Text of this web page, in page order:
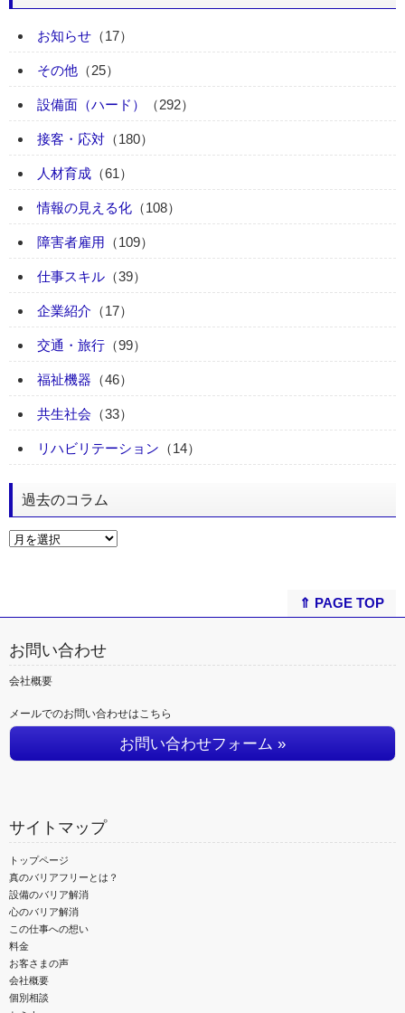
お知らせ （17）
その他 （25）
設備面（ハード） （292）
接客・応対 （180）
人材育成 （61）
情報の見える化 （108）
障害者雇用 （109）
仕事スキル （39）
企業紹介 （17）
交通・旅行 （99）
福祉機器 （46）
共生社会 （33）
リハビリテーション （14）
過去のコラム
⇑ PAGE TOP
お問い合わせ
会社概要
メールでのお問い合わせはこちら
お問い合わせフォーム »
サイトマップ
トップページ
真のバリアフリーとは？
設備のバリア解消
心のバリア解消
この仕事への想い
料金
お客さまの声
会社概要
個別相談